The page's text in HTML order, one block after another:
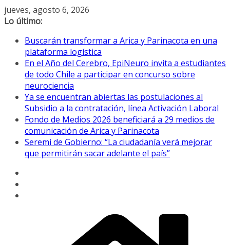
Saltar
al
jueves, agosto 6, 2026
Lo último:
Buscarán transformar a Arica y Parinacota en una
plataforma logística
En el Año del Cerebro, EpiNeuro invita a estudiantes
de todo Chile a participar en concurso sobre
neurociencia
Ya se encuentran abiertas las postulaciones al
Subsidio a la contratación, línea Activación Laboral
Fondo de Medios 2026 beneficiará a 29 medios de
comunicación de Arica y Parinacota
Seremi de Gobierno: “La ciudadanía verá mejorar
que permitirán sacar adelante el país”